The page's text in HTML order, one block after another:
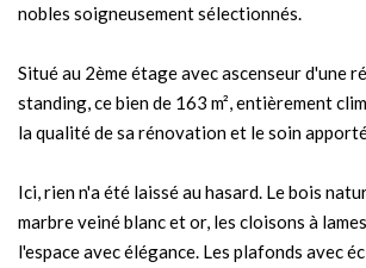
nobles soigneusement sélectionnés.
Situé au 2ème étage avec ascenseur d'une
standing, ce bien de 163 m², entièrement
la qualité de sa rénovation et le soin
Ici, rien n'a été laissé au hasard. Le bois
marbre veiné blanc et or, les cloisons à
l'espace avec élégance. Les plafonds avec